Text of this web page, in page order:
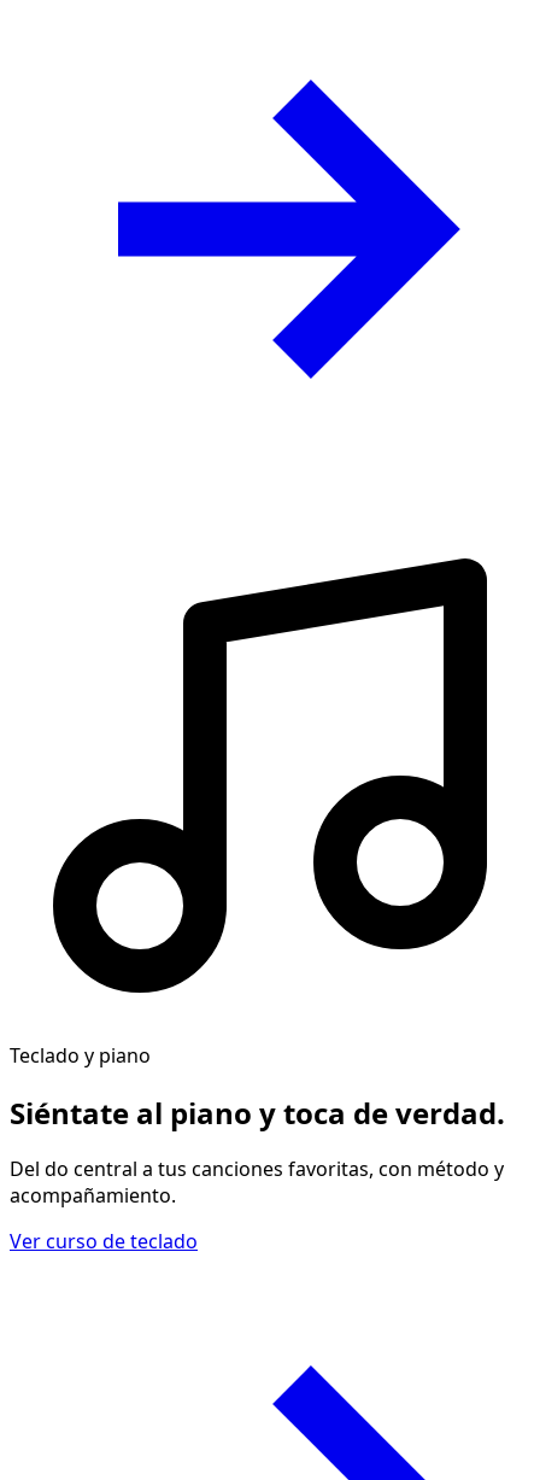
Teclado y piano
Siéntate al piano ytoca de verdad.
Del do central a tus canciones favoritas, con método y
acompañamiento.
Ver curso de teclado